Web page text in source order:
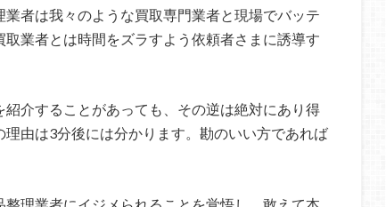
者は我々のような買取専門業者と現場でバッテ
業者とは時間をズラすよう依頼者さまに誘導す
介することがあっても、その逆は絶対にあり得
由は3分後には分かります。勘のいい方であれば